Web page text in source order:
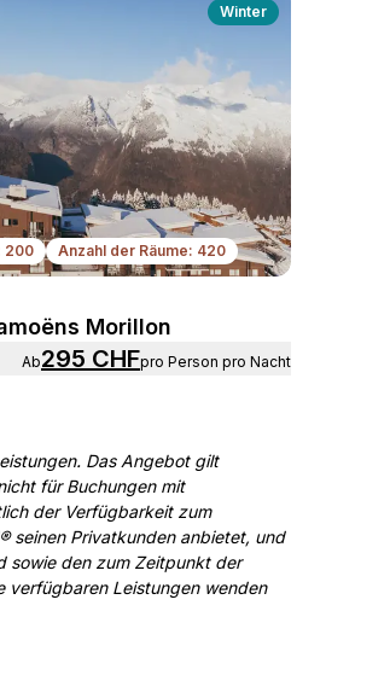
Winter
200 Anzahl der Räume: 420
Morillon
ab295 CHFpro Person pro Nacht
Das Angebot gilt
für Buchungen mit
der Verfügbarkeit zum
seinen Privatkunden anbietet, und
sowie den zum Zeitpunkt der
verfügbaren Leistungen wenden